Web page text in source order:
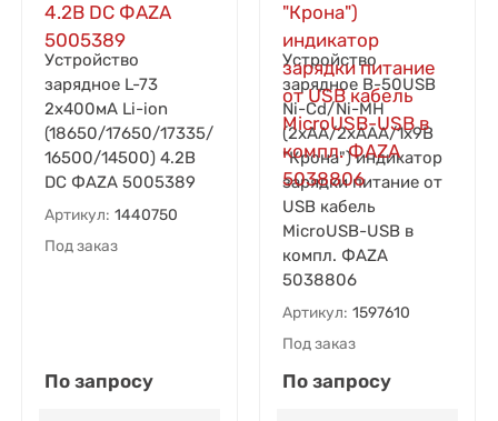
Устройство
зарядное L-73
2х400мА Li-ion
(18650/17650/17335/
16500/14500) 4.2В
DC ФАZА 5005389
Артикул: 1440750
Под заказ
По запросу
Устройство
зарядное B-50USB
Ni-Cd/Ni-MH
(2хAA/2хAAA/1х9В
"Крона") индикатор
зарядки питание от
USB кабель
MicroUSB-USB в
компл. ФАZА
5038806
Артикул: 1597610
Под заказ
По запросу